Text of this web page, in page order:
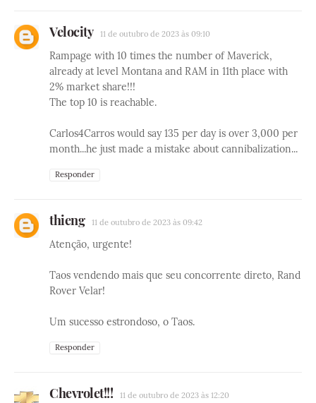
Velocity 11 de outubro de 2023 às 09:10
Rampage with 10 times the number of Maverick,
already at level Montana and RAM in 11th place with
2% market share!!!
The top 10 is reachable.
Carlos4Carros would say 135 per day is over 3,000 per
month...he just made a mistake about cannibalization...
Responder
thieng 11 de outubro de 2023 às 09:42
Atenção, urgente!
Taos vendendo mais que seu concorrente direto, Rand
Rover Velar!
Um sucesso estrondoso, o Taos.
Responder
Chevrolet!!! 11 de outubro de 2023 às 12:20